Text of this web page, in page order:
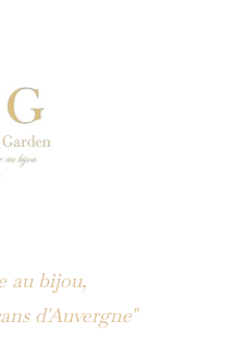
au bijou,
d'Auvergne"